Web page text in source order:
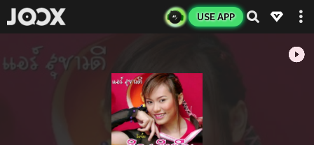
USE APP